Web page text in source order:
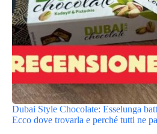
Dubai Style Chocolate: Esselunga
Ecco dove trovarla e perché tutti ne